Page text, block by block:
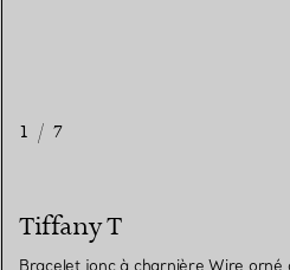
1 / 7
Tiffany T
Bracelet jonc à charnière Wire orné